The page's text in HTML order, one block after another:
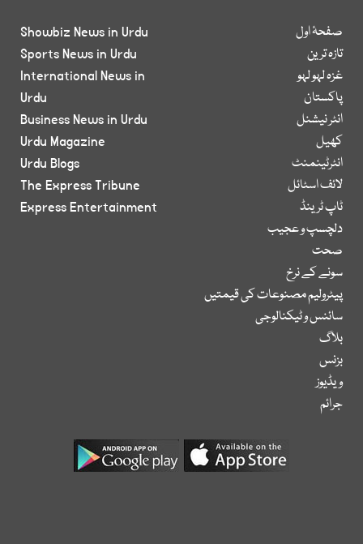
صفحۂ اول
تازہ ترین
غزہ لہو لہو
پاکستان
انٹر نیشنل
کھیل
انٹرٹینمنٹ
لائف اسٹائل
ٹاپ ٹرینڈ
دلچسپ و عجیب
صحت
سونے کے نرخ
پیٹرولیم مصنوعات کی قیمتیں
سائنس و ٹیکنالوجی
بلاگ
بزنس
ویڈیوز
جرائم
Showbiz News in Urdu
Sports News in Urdu
International News in
Urdu
Business News in Urdu
Urdu Magazine
Urdu Blogs
The Express Tribune
Express Entertainment